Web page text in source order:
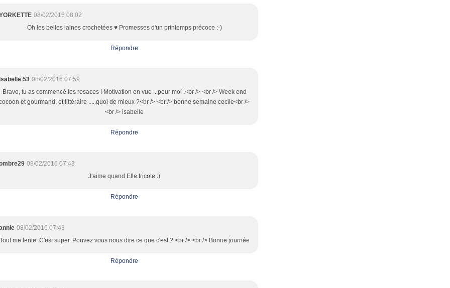
08/02/2016 08:02
Oh les belles laines crochetées ♥ Promesses d'un printemps précoce :-)
Répondre
53 08/02/2016 07:59
Bravo, tu as commencé les rosaces ! Motivation en vue ...pour moi .<br /> <br /> Week end
et gourmand, et littéraire .....quoi de mieux ?<br /> <br /> bonne semaine cecile<br />
<br /> isabelle
Répondre
08/02/2016 07:43
J'aime quand Elle tricote :)
Répondre
08/02/2016 07:43
me tente. C'est super. Pouvez vous nous dire ce que c'est ? <br /> <br /> Bonne journée
Répondre